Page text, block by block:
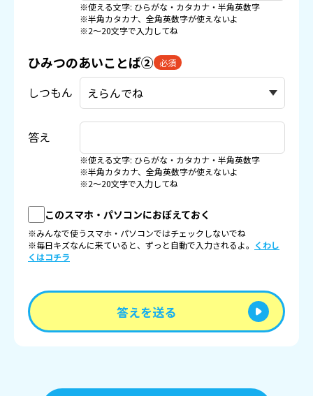
※使える文字: ひらがな・カタカナ・半角英数字
※半角カタカナ、全角英数字が使えないよ
※2〜20文字で入力してね
ひみつのあいことば② 必須
しつもん
答え
※使える文字: ひらがな・カタカナ・半角英数字
※半角カタカナ、全角英数字が使えないよ
※2〜20文字で入力してね
このスマホ・パソコンにおぼえておく
※みんなで使うスマホ・パソコンではチェックしないでね
※毎日キズなんに来ていると、ずっと自動で入力されるよ。 くわし
くはコチラ
答えを送る